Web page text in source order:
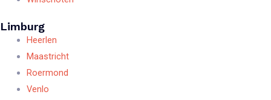
Limburg
Heerlen
Maastricht
Roermond
Venlo